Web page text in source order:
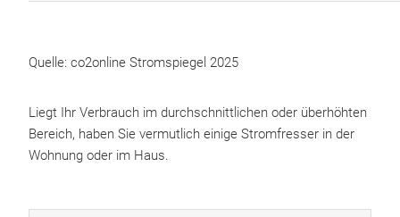
Quelle: co2online Stromspiegel 2025
Liegt Ihr Verbrauch im durchschnittlichen oder überhöhten
Bereich, haben Sie vermutlich einige Stromfresser in der
Wohnung oder im Haus.